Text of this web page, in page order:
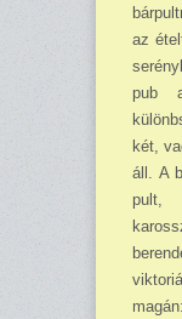
az
pub
két,
áll. A
pult,